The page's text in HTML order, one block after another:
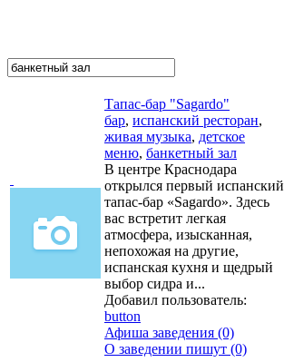
Тапас-бар "Sagardo"
бар, испанский ресторан,
живая музыка, детское
меню, банкетный зал
В центре Краснодара
открылся первый испанский
тапас-бар «Sagardo». Здесь
вас встретит легкая
атмосфера, изысканная,
непохожая на другие,
испанская кухня и щедрый
выбор сидра и...
Добавил пользователь:
button
Афиша заведения (0)
О заведении пишут (0)